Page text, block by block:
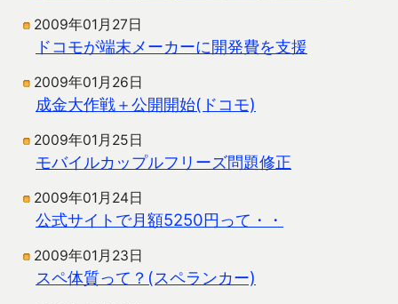
2009年01月27日
ドコモが端末メーカーに開発費を支援
2009年01月26日
成金大作戦＋公開開始(ドコモ)
2009年01月25日
モバイルカップルフリーズ問題修正
2009年01月24日
公式サイトで月額5250円って・・
2009年01月23日
スペ体質って？(スペランカー)